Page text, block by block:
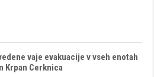
vaje evakuacije v vseh enotah
Krpan Cerknica